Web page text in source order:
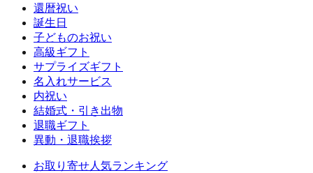
還暦祝い
誕生日
子どものお祝い
高級ギフト
サプライズギフト
名入れサービス
内祝い
結婚式・引き出物
退職ギフト
異動・退職挨拶
お取り寄せ人気ランキング